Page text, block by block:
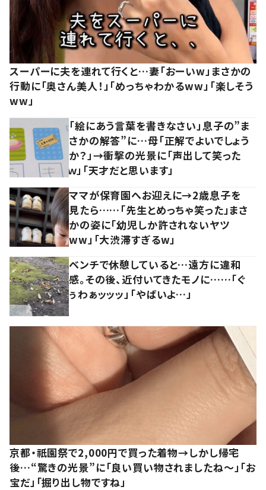
スーパーに夫を連れて行くと…妻「おーいw」まさかの
行動に「奥さん美人！」「めっちゃわかるww」「楽しそう
ww」
「絵にあう言葉を書きなさい」息子の”ま
さかの解答”に…母「正解でよいでしょう
か？」→衝撃の光景に「声出して笑った
ｗ」「天才だと思います」
ママが保育園へお迎えに→2歳息子を
見たら……「先生とめっちゃ笑った」まさ
かの姿に「幼児しか許されないヤツ
ww」「大渋滞すぎるw」
ベンチで休憩していると…遠方に違和
感。その後、近付いてきたモノに……「ぐ
ぅわぁッッッ」「やばいよ…」
京都・祇園祭で2,000円で買った着物→しかし帰宅
後…“驚きの光景”に「良い買い物されましたね～」「お
宝だ」「掘り出し物ですね」